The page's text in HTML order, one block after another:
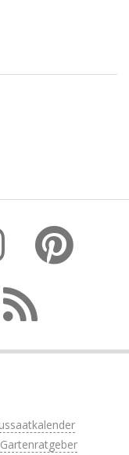
Gartenratgeber